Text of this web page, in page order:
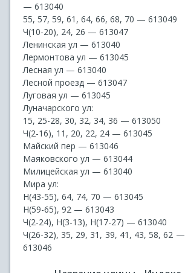
— 613040
55, 57, 59, 61, 64, 66, 68, 70 — 613049
Ч(10-20), 24, 26 — 613047
Ленинская ул — 613040
Лермонтова ул — 613045
Лесная ул — 613040
Лесной проезд — 613047
Луговая ул — 613045
Луначарского ул:
15, 25-28, 30, 32, 34, 36 — 613050
Ч(2-16), 11, 20, 22, 24 — 613045
Майский пер — 613046
Маяковского ул — 613044
Милицейская ул — 613040
Мира ул:
Н(43-55), 64, 74, 70 — 613045
Н(59-65), 92 — 613043
Ч(2-24), Н(3-13), Н(17-27) — 613040
Ч(26-32), 35, 29, 31, 39, 41, 43, 58, 62 —
613046